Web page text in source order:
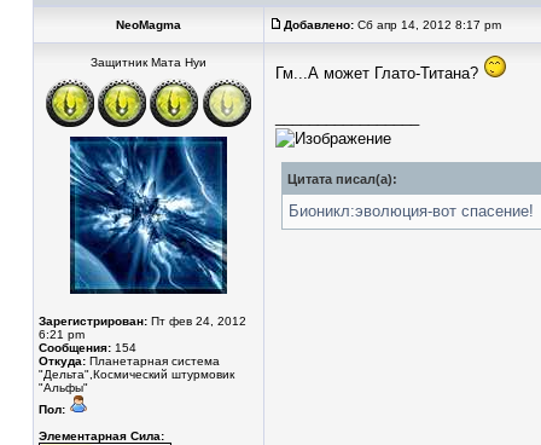
NeoMagma Добавлено: Сб апр 14, 2012 8:17 pm
Защитник Мата Нуи
Зарегистрирован: Пт фев 24, 2012
6:21 pm
Сообщения: 154
Откуда: Планетарная система
"Дельта",Космический штурмовик
"Альфы"
Пол:
Элементарная Сила:
Гм...А может Глато-Титана?
Цитата писал(а):
Бионикл:эволюция-вот спасение!